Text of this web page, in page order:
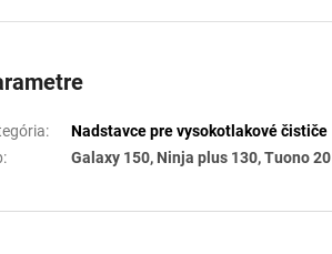
:
Nadstavce pre vysokotlakové čističe
: Galaxy 150, Ninja plus 130, Tuono 20